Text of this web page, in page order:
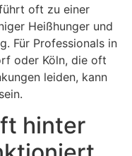
oft zu einer
Heißhunger und
Für Professionals in
oder Köln, die oft
leiden, kann
hinter